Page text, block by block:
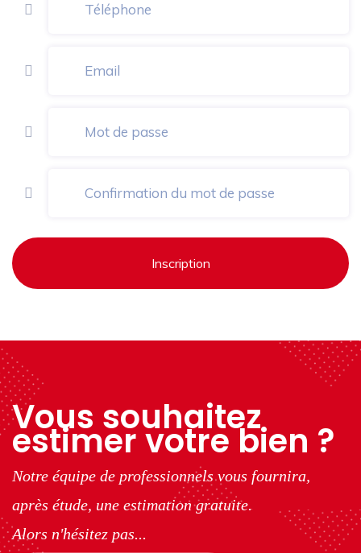
Inscription
Vous souhaitez
estimer votre bien ?
Notre équipe de professionnels vous fournira,
après étude, une estimation gratuite.
Alors n'hésitez pas...